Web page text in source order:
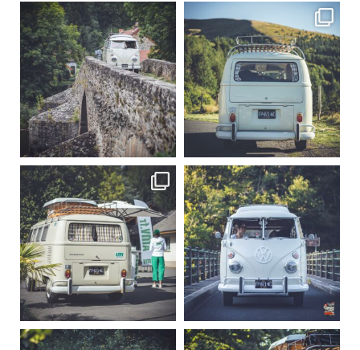
becombi
Sep 15
219
3
Sep 12
216
3
becombi
Sep 10
220
4
becombi
Août 10
177
0
becombi becombi